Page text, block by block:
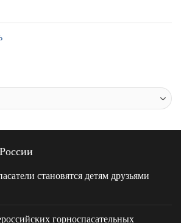
становятся детям друзьями
горноспасательных